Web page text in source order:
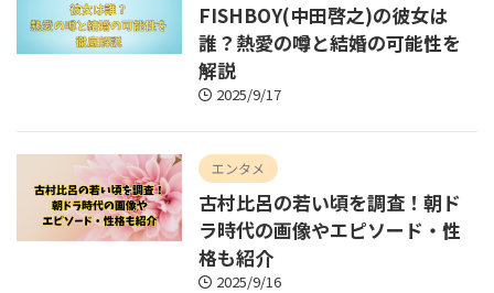
FISHBOY(中田啓之)の彼女は
誰？熱愛の噂と結婚の可能性を
解説
2025/9/17
エンタメ
古村比呂の若い頃を調査！朝ド
ラ時代の画像やエピソード・性
格も紹介
2025/9/16